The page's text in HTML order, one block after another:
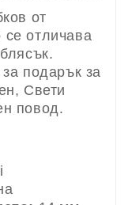
от
се отличава
подарък за
Свети
повод.